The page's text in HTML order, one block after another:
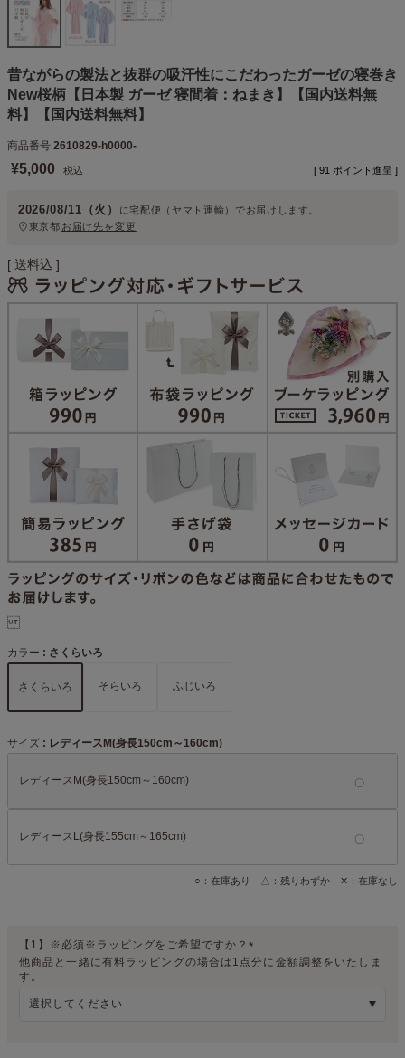
昔ながらの製法と抜群の吸汗性にこだわったガーゼの寝巻き
New桜柄【日本製 ガーゼ 寝間着：ねまき】【国内送料無
料】【国内送料無料】
商品番号 2610829-h0000-
¥5,000 税込 [ 91 ポイント進呈 ]
2026/08/11（火） に宅配便（ヤマト運輸） でお届けします。
東京都 お届け先を変更
送料込
【1】※必須※ラッピングをご希望ですか？
(
他商品と一緒に有料ラッピングの場合は1点分に金額調整をいたしま
す。
サイズ レディースM(身長150cm～160cm)
レディースM(身長150cm～160cm)
レディースL(身長155cm～165cm)
○：在庫あり △：残りわずか ✕：在庫なし
カラー さくらいろ
さくらいろ そらいろ ふじいろ